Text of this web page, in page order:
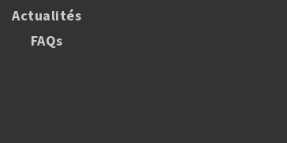
Actualités
FAQs